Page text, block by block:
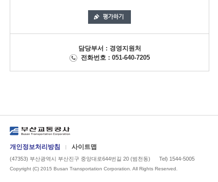
담당부서 : 경영지원처
전화번호 : 051-640-7205
개인정보처리방침 | 사이트맵
(47353) 부산광역시 부산진구 중앙대로644번길 20 (범천동) Tel) 1544-5005
Copyright (C) 2015 Busan Transportation Corporation. All Rights Reserved.